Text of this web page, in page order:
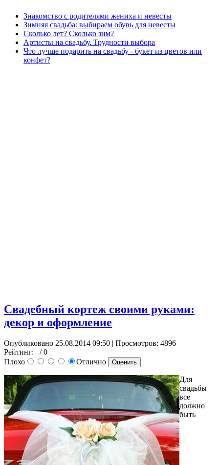
Знакомство с родителями жениха и невесты
Зимняя свадьба: выбираем обувь для невесты
Сколько лет? Сколько зим?
Артисты на свадьбу. Трудности выбора
Что лучше подарить на свадьбу - букет из цветов или
конфет?
Свадебный кортеж своими руками:
декор и оформление
Опубликовано 25.08.2014 09:50 | Просмотров: 4896
Рейтинг:
/ 0
Плохо
Отлично
Для
свадьбы
все
должно
быть